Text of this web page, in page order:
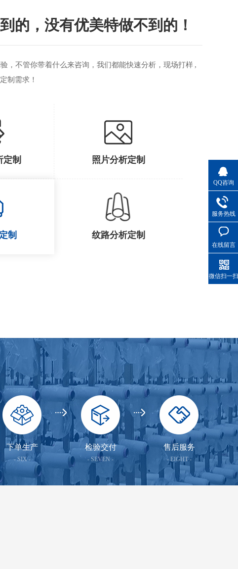
的，没有优美特做不到的！
，不管你带着什么来咨询，我们都能快速分析，现场打样 ,
制需求！
定制 照片分析定制
制 纹路分析定制
下单生产
- SIX -
检验交付
- SEVEN -
售后服务
- EIGHT -
QQ咨询
服务热线
在线留言
微信扫一扫